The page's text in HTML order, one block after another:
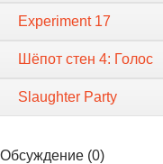
Experiment 17
Шёпот стен 4: Голос
Slaughter Party
Обсуждение (0)